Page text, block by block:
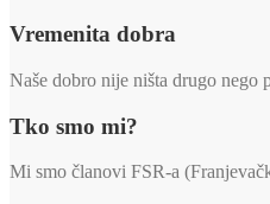
Vremenita dobra
Naše dobro nije ništa drugo
Tko smo mi?
Mi smo članovi FSR-a